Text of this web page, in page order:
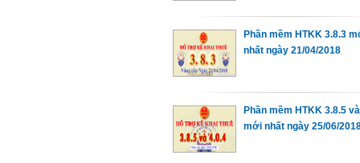
Phần mềm HTKK 3.8.3
nhất ngày 21/04/2018
Phần mềm HTKK 3.8.5
mới nhất ngày 25/06/